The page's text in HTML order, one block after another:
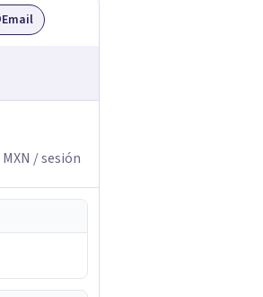
Email
MXN / sesión